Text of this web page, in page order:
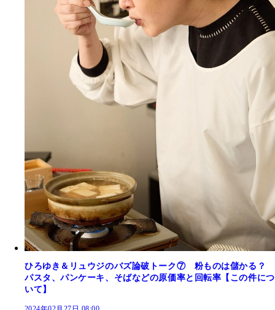
ひろゆき＆リュウジのバズ論破トーク⑦ 粉ものは儲かる？
パスタ、パンケーキ、そばなどの原価率と回転率【この件につ
いて】